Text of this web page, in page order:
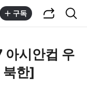
구독
아시안컵 우
북한]